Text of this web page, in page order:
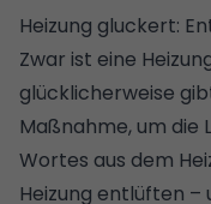
Heizung gluckert:
Zwar ist eine
glücklicherweise
Maßnahme, um die
Wortes aus dem
Heizung entlüften –